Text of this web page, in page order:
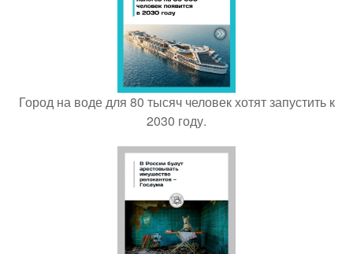
Город на воде для 80 тысяч человек хотят запустить к
2030 году.